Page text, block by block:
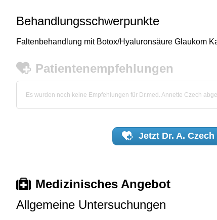
Behandlungsschwerpunkte
Faltenbehandlung mit Botox/Hyaluronsäure Glaukom
Patientenempfehlungen
Es wurden noch keine Empfehlungen für Dr.med. Annette Czech
Jetzt Dr. A. Czech
Medizinisches Angebot
Allgemeine Untersuchungen